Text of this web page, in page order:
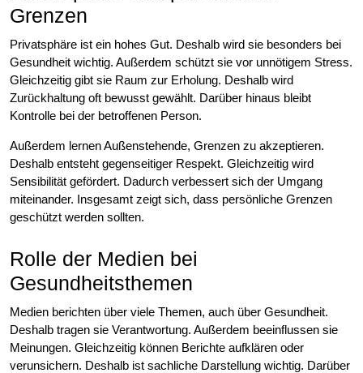
Grenzen
Privatsphäre ist ein hohes Gut. Deshalb wird sie besonders bei
Gesundheit wichtig. Außerdem schützt sie vor unnötigem Stress.
Gleichzeitig gibt sie Raum zur Erholung. Deshalb wird
Zurückhaltung oft bewusst gewählt. Darüber hinaus bleibt
Kontrolle bei der betroffenen Person.
Außerdem lernen Außenstehende, Grenzen zu akzeptieren.
Deshalb entsteht gegenseitiger Respekt. Gleichzeitig wird
Sensibilität gefördert. Dadurch verbessert sich der Umgang
miteinander. Insgesamt zeigt sich, dass persönliche Grenzen
geschützt werden sollten.
Rolle der Medien bei
Gesundheitsthemen
Medien berichten über viele Themen, auch über Gesundheit.
Deshalb tragen sie Verantwortung. Außerdem beeinflussen sie
Meinungen. Gleichzeitig können Berichte aufklären oder
verunsichern. Deshalb ist sachliche Darstellung wichtig. Darüber